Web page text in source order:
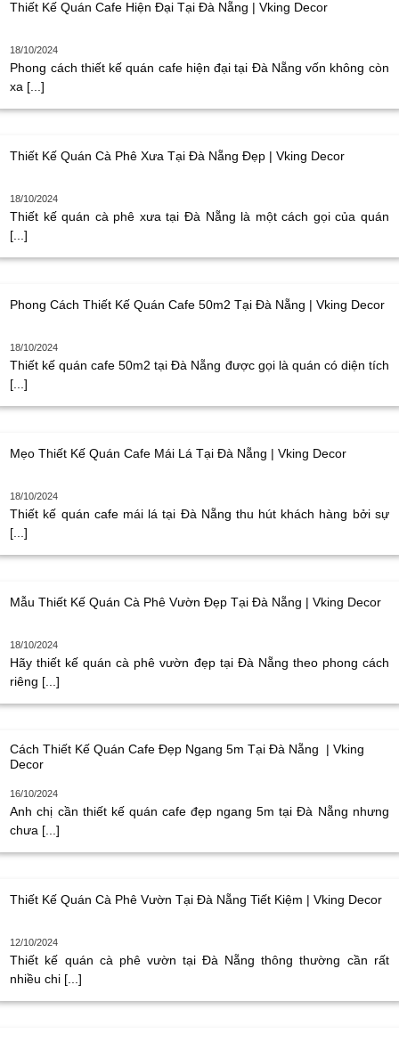
Thiết Kế Quán Cafe Hiện Đại Tại Đà Nẵng | Vking Decor
18/10/2024
Phong cách thiết kế quán cafe hiện đại tại Đà Nẵng vốn không còn
xa [...]
Thiết Kế Quán Cà Phê Xưa Tại Đà Nẵng Đẹp | Vking Decor
18/10/2024
Thiết kế quán cà phê xưa tại Đà Nẵng là một cách gọi của quán
[...]
Phong Cách Thiết Kế Quán Cafe 50m2 Tại Đà Nẵng | Vking Decor
18/10/2024
Thiết kế quán cafe 50m2 tại Đà Nẵng được gọi là quán có diện tích
[...]
Mẹo Thiết Kế Quán Cafe Mái Lá Tại Đà Nẵng | Vking Decor
18/10/2024
Thiết kế quán cafe mái lá tại Đà Nẵng thu hút khách hàng bởi sự
[...]
Mẫu Thiết Kế Quán Cà Phê Vườn Đẹp Tại Đà Nẵng | Vking Decor
18/10/2024
Hãy thiết kế quán cà phê vườn đẹp tại Đà Nẵng theo phong cách
riêng [...]
Cách Thiết Kế Quán Cafe Đẹp Ngang 5m Tại Đà Nẵng | Vking
Decor
16/10/2024
Anh chị cần thiết kế quán cafe đẹp ngang 5m tại Đà Nẵng nhưng
chưa [...]
Thiết Kế Quán Cà Phê Vườn Tại Đà Nẵng Tiết Kiệm | Vking Decor
12/10/2024
Thiết kế quán cà phê vườn tại Đà Nẵng thông thường cần rất
nhiều chi [...]